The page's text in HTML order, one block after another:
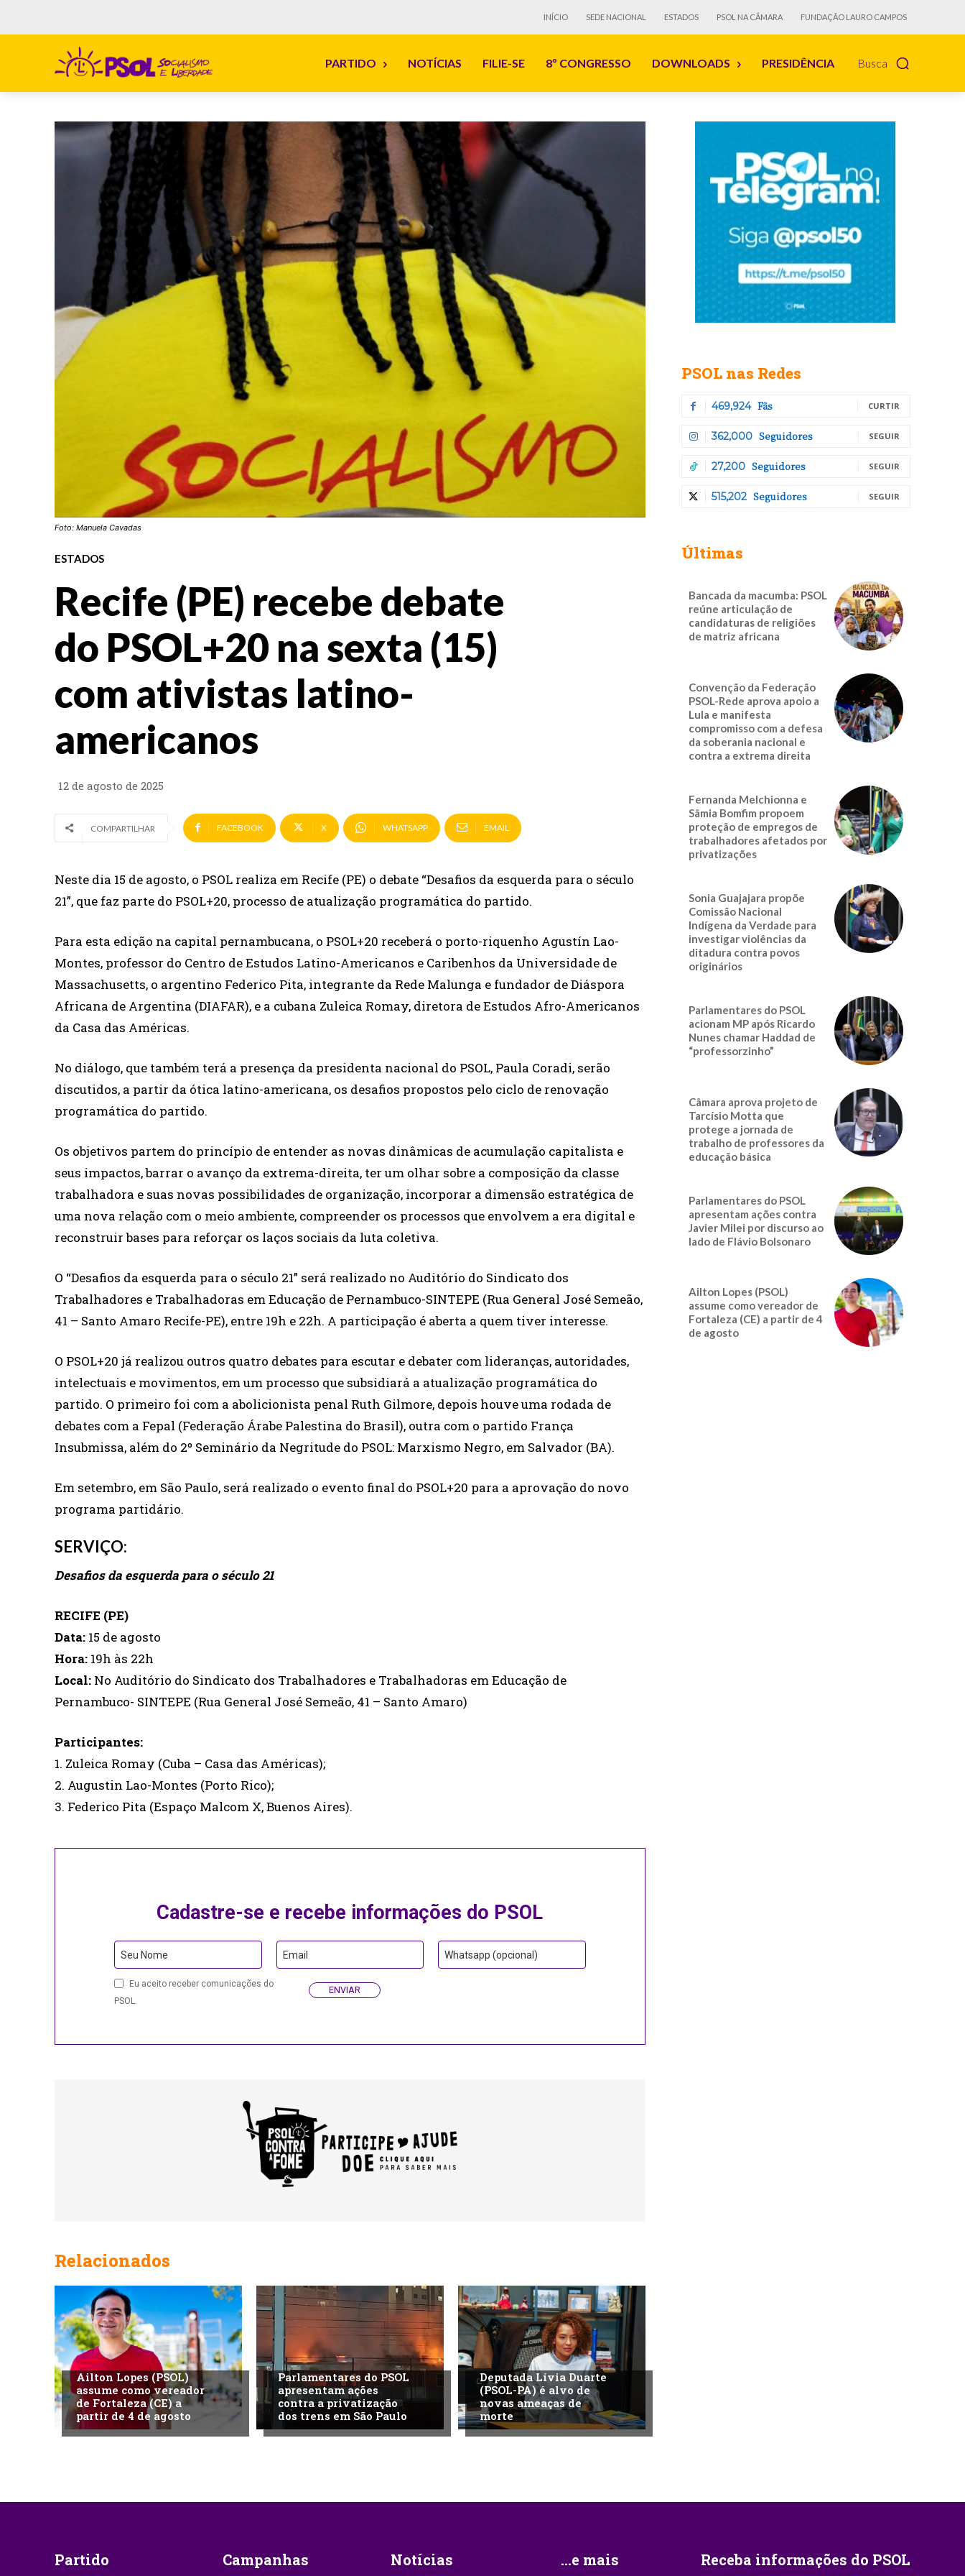
INÍCIO SEDE NACIONAL ESTADOS PSOL NA CÂMARA FUNDAÇÃO LAURO CAMPOS
Busca
PARTIDO NOTÍCIAS FILIE-SE 8º CONGRESSO DOWNLOADS PRESIDÊNCIA
Foto: Manuela Cavadas
ESTADOS
Recife (PE) recebe debate
do PSOL+20 na sexta (15)
com ativistas latino-
americanos
12 de agosto de 2025
COMPARTILHAR FACEBOOK X WHATSAPP EMAIL
Neste dia 15 de agosto, o PSOL realiza em Recife (PE) o debate “Desafios da esquerda para o século
21”, que faz parte do PSOL+20, processo de atualização programática do partido.
Para esta edição na capital pernambucana, o PSOL+20 receberá o porto-riquenho Agustín Lao-
Montes, professor do Centro de Estudos Latino-Americanos e Caribenhos da Universidade de
Massachusetts, o argentino Federico Pita, integrante da Rede Malunga e fundador de Diáspora
Africana de Argentina (DIAFAR), e a cubana Zuleica Romay, diretora de Estudos Afro-Americanos
da Casa das Américas.
No diálogo, que também terá a presença da presidenta nacional do PSOL, Paula Coradi, serão
discutidos, a partir da ótica latino-americana, os desafios propostos pelo ciclo de renovação
programática do partido.
Os objetivos partem do princípio de entender as novas dinâmicas de acumulação capitalista e
seus impactos, barrar o avanço da extrema-direita, ter um olhar sobre a composição da classe
trabalhadora e suas novas possibilidades de organização, incorporar a dimensão estratégica de
uma nova relação com o meio ambiente, compreender os processos que envolvem a era digital e
reconstruir bases para reforçar os laços sociais da luta coletiva.
O “Desafios da esquerda para o século 21” será realizado no Auditório do Sindicato dos
Trabalhadores e Trabalhadoras em Educação de Pernambuco-SINTEPE (Rua General José Semeão,
41 – Santo Amaro Recife-PE), entre 19h e 22h. A participação é aberta a quem tiver interesse.
O PSOL+20 já realizou outros quatro debates para escutar e debater com lideranças, autoridades,
intelectuais e movimentos, em um processo que subsidiará a atualização programática do
partido. O primeiro foi com a abolicionista penal Ruth Gilmore, depois houve uma rodada de
debates com a Fepal (Federação Árabe Palestina do Brasil), outra com o partido França
Insubmissa, além do 2º Seminário da Negritude do PSOL: Marxismo Negro, em Salvador (BA).
Em setembro, em São Paulo, será realizado o evento final do PSOL+20 para a aprovação do novo
programa partidário.
SERVIÇO:
Desafios da esquerda para o século 21
RECIFE (PE)
Data: 15 de agosto
Hora: 19h às 22h
Local: No Auditório do Sindicato dos Trabalhadores e Trabalhadoras em Educação de
Pernambuco- SINTEPE (Rua General José Semeão, 41 – Santo Amaro)
Participantes:
1. Zuleica Romay (Cuba – Casa das Américas);
2. Augustin Lao-Montes (Porto Rico);
3. Federico Pita (Espaço Malcom X, Buenos Aires).
Cadastre-se e recebe informações do PSOL
Seu Nome Email Whatsapp (opcional)
Eu aceito receber comunicações do
PSOL.
ENVIAR
Relacionados
Ailton Lopes (PSOL)
assume como vereador
de Fortaleza (CE) a
partir de 4 de agosto
Parlamentares do PSOL
apresentam ações
contra a privatização
dos trens em São Paulo
Deputada Lívia Duarte
(PSOL-PA) é alvo de
novas ameaças de
morte
PSOL nas Redes
469,924 Fãs CURTIR
362,000 Seguidores SEGUIR
27,200 Seguidores SEGUIR
515,202 Seguidores SEGUIR
Últimas
Bancada da macumba: PSOL
reúne articulação de
candidaturas de religiões
de matriz africana
Convenção da Federação
PSOL-Rede aprova apoio a
Lula e manifesta
compromisso com a defesa
da soberania nacional e
contra a extrema direita
Fernanda Melchionna e
Sâmia Bomfim propoem
proteção de empregos de
trabalhadores afetados por
privatizações
Sonia Guajajara propõe
Comissão Nacional
Indígena da Verdade para
investigar violências da
ditadura contra povos
originários
Parlamentares do PSOL
acionam MP após Ricardo
Nunes chamar Haddad de
“professorzinho”
Câmara aprova projeto de
Tarcísio Motta que
protege a jornada de
trabalho de professores da
educação básica
Parlamentares do PSOL
apresentam ações contra
Javier Milei por discurso ao
lado de Flávio Bolsonaro
Ailton Lopes (PSOL)
assume como vereador de
Fortaleza (CE) a partir de 4
de agosto
Partido Campanhas Notícias ...e mais Receba informações do PSOL